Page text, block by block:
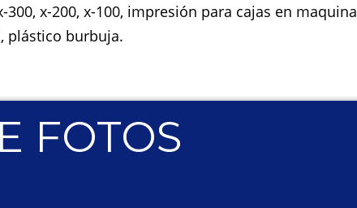
x-200, x-100, impresión para cajas en maquina
plástico burbuja.
FOTOS